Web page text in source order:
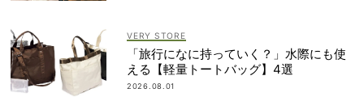
VERY STORE
「旅行になに持っていく？」水際にも使
える【軽量トートバッグ】4選
2026.08.01